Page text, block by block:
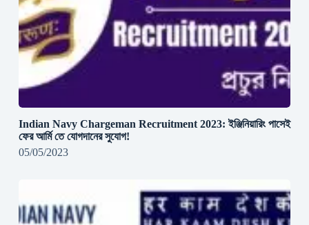
Indian Navy Chargeman Recruitment 2023: ইঞ্জিনিয়ারিং পাসেই
ফের আর্মি তে যোগদানের সুযোগ!
05/05/2023